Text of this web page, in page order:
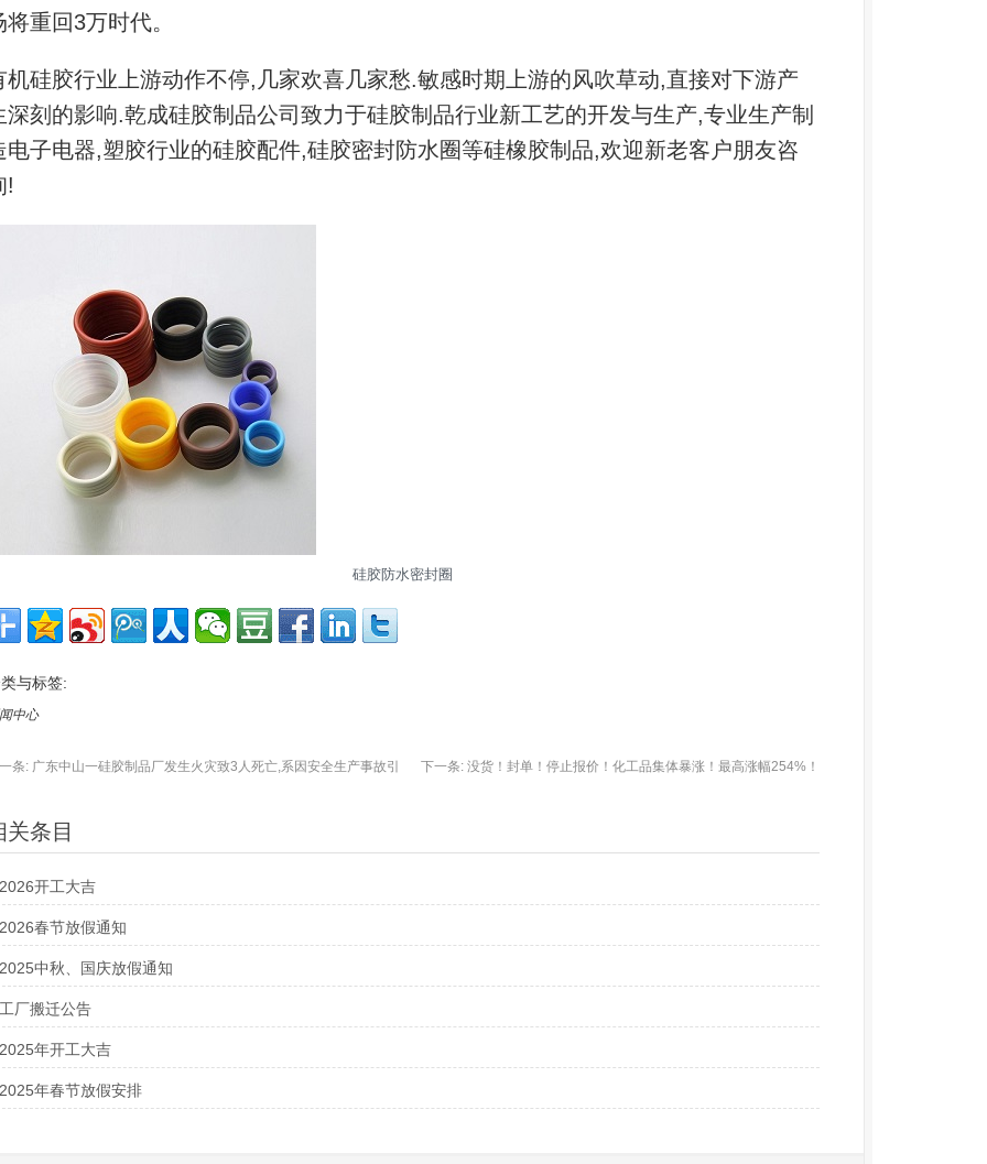
将重回3万时代。
机硅胶行业上游动作不停,几家欢喜几家愁.敏感时期上游的风吹草动,直接对下游产
深刻的影响.乾成硅胶制品公司致力于硅胶制品行业新工艺的开发与生产,专业生产制
电子电器,塑胶行业的硅胶配件,硅胶密封防水圈等硅橡胶制品,欢迎新老客户朋友咨
!
硅胶防水密封圈
与标签:
中心
条: 广东中山一硅胶制品厂发生火灾致3人死亡,系因安全生产事故引 下一条: 没货！封单！停止报价！化工品集体暴涨！最高涨幅254%！
关条目
2026开工大吉
2026春节放假通知
2025中秋、国庆放假通知
工厂搬迁公告
2025年开工大吉
2025年春节放假安排